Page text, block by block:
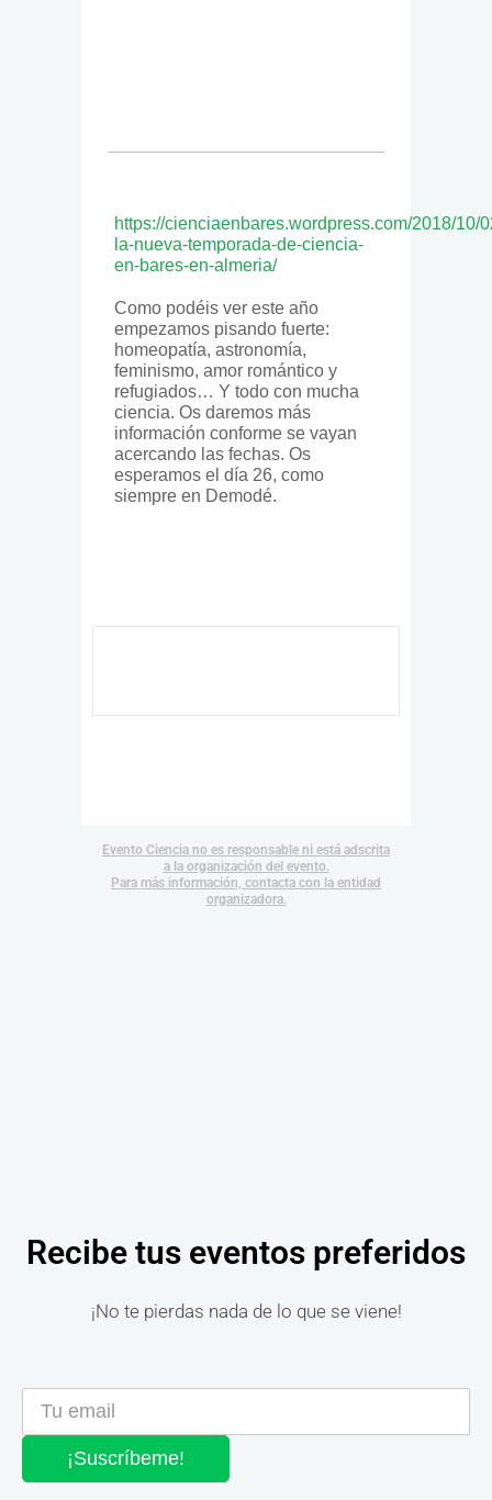
https://cienciaenbares.wordpress.com/2018/10/
la-nueva-temporada-de-ciencia-
en-bares-en-almeria/
Como podéis ver este año
empezamos pisando fuerte:
homeopatía, astronomía,
feminismo, amor romántico y
refugiados… Y todo con mucha
ciencia. Os daremos más
información conforme se vayan
acercando las fechas. Os
esperamos el día 26, como
siempre en Demodé.
Evento Ciencia no es responsable ni está adscrita
a la organización del evento.
Para más información, contacta con la entidad
organizadora.
Recibe tus eventos preferidos
¡No te pierdas nada de lo que se viene!
¡Suscríbeme!